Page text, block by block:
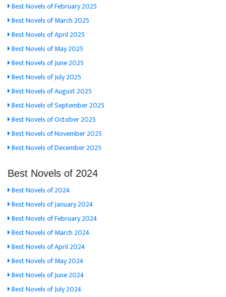
Best Novels of February 2025
Best Novels of March 2025
Best Novels of April 2025
Best Novels of May 2025
Best Novels of June 2025
Best Novels of July 2025
Best Novels of August 2025
Best Novels of September 2025
Best Novels of October 2025
Best Novels of November 2025
Best Novels of December 2025
Best Novels of 2024
Best Novels of 2024
Best Novels of January 2024
Best Novels of February 2024
Best Novels of March 2024
Best Novels of April 2024
Best Novels of May 2024
Best Novels of June 2024
Best Novels of July 2024